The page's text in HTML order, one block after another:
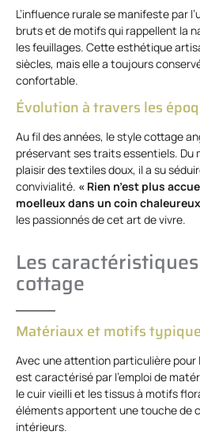
L’influence rurale se manifeste par
bruts et de motifs qui rappellent la
les feuillages. Cette esthétique
siècles, mais elle a toujours
confortable.
Évolution à travers les
Au fil des années, le style cottage
préservant ses traits essentiels. Du
plaisir des textiles doux, il a su
convivialité. « Rien n’est plus
moelleux dans un coin
les passionnés de cet art de vivre.
Les
cottage
Matériaux et motifs
Avec une attention particulière
est caractérisé par l’emploi de
le cuir vieilli et les tissus à motifs
éléments apportent une touche de
intérieurs.